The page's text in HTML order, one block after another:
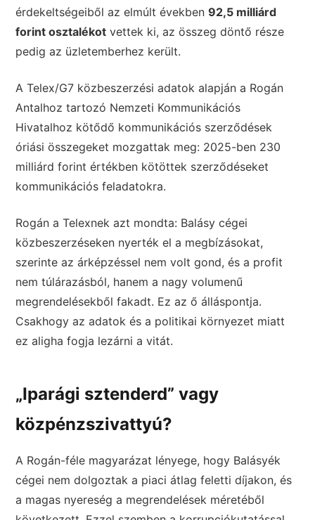
érdekeltségeiből az elmúlt években92,5 milliárd
forint osztalékot vettek ki, az összeg döntő része
pedig az üzletemberhez került.
A Telex/G7 közbeszerzési adatok alapján a Rogán
Antalhoz tartozó Nemzeti Kommunikációs
Hivatalhoz kötődő kommunikációs szerződések
óriási összegeket mozgattak meg: 2025-ben 230
milliárd forint értékben kötöttek szerződéseket
kommunikációs feladatokra.
Rogán a Telexnek azt mondta: Balásy cégei
közbeszerzéseken nyerték el a megbízásokat,
szerinte az árképzéssel nem volt gond, és a profit
nem túlárazásból, hanem a nagy volumenű
megrendelésekből fakadt. Ez az ő álláspontja.
Csakhogy az adatok és a politikai környezet miatt
ez aligha fogja lezárni a vitát.
„Iparági sztenderd” vagy
közpénzszivattyú?
A Rogán-féle magyarázat lényege, hogy Balásyék
cégei nem dolgoztak a piaci átlag feletti díjakon, és
a magas nyereség a megrendelések méretéből